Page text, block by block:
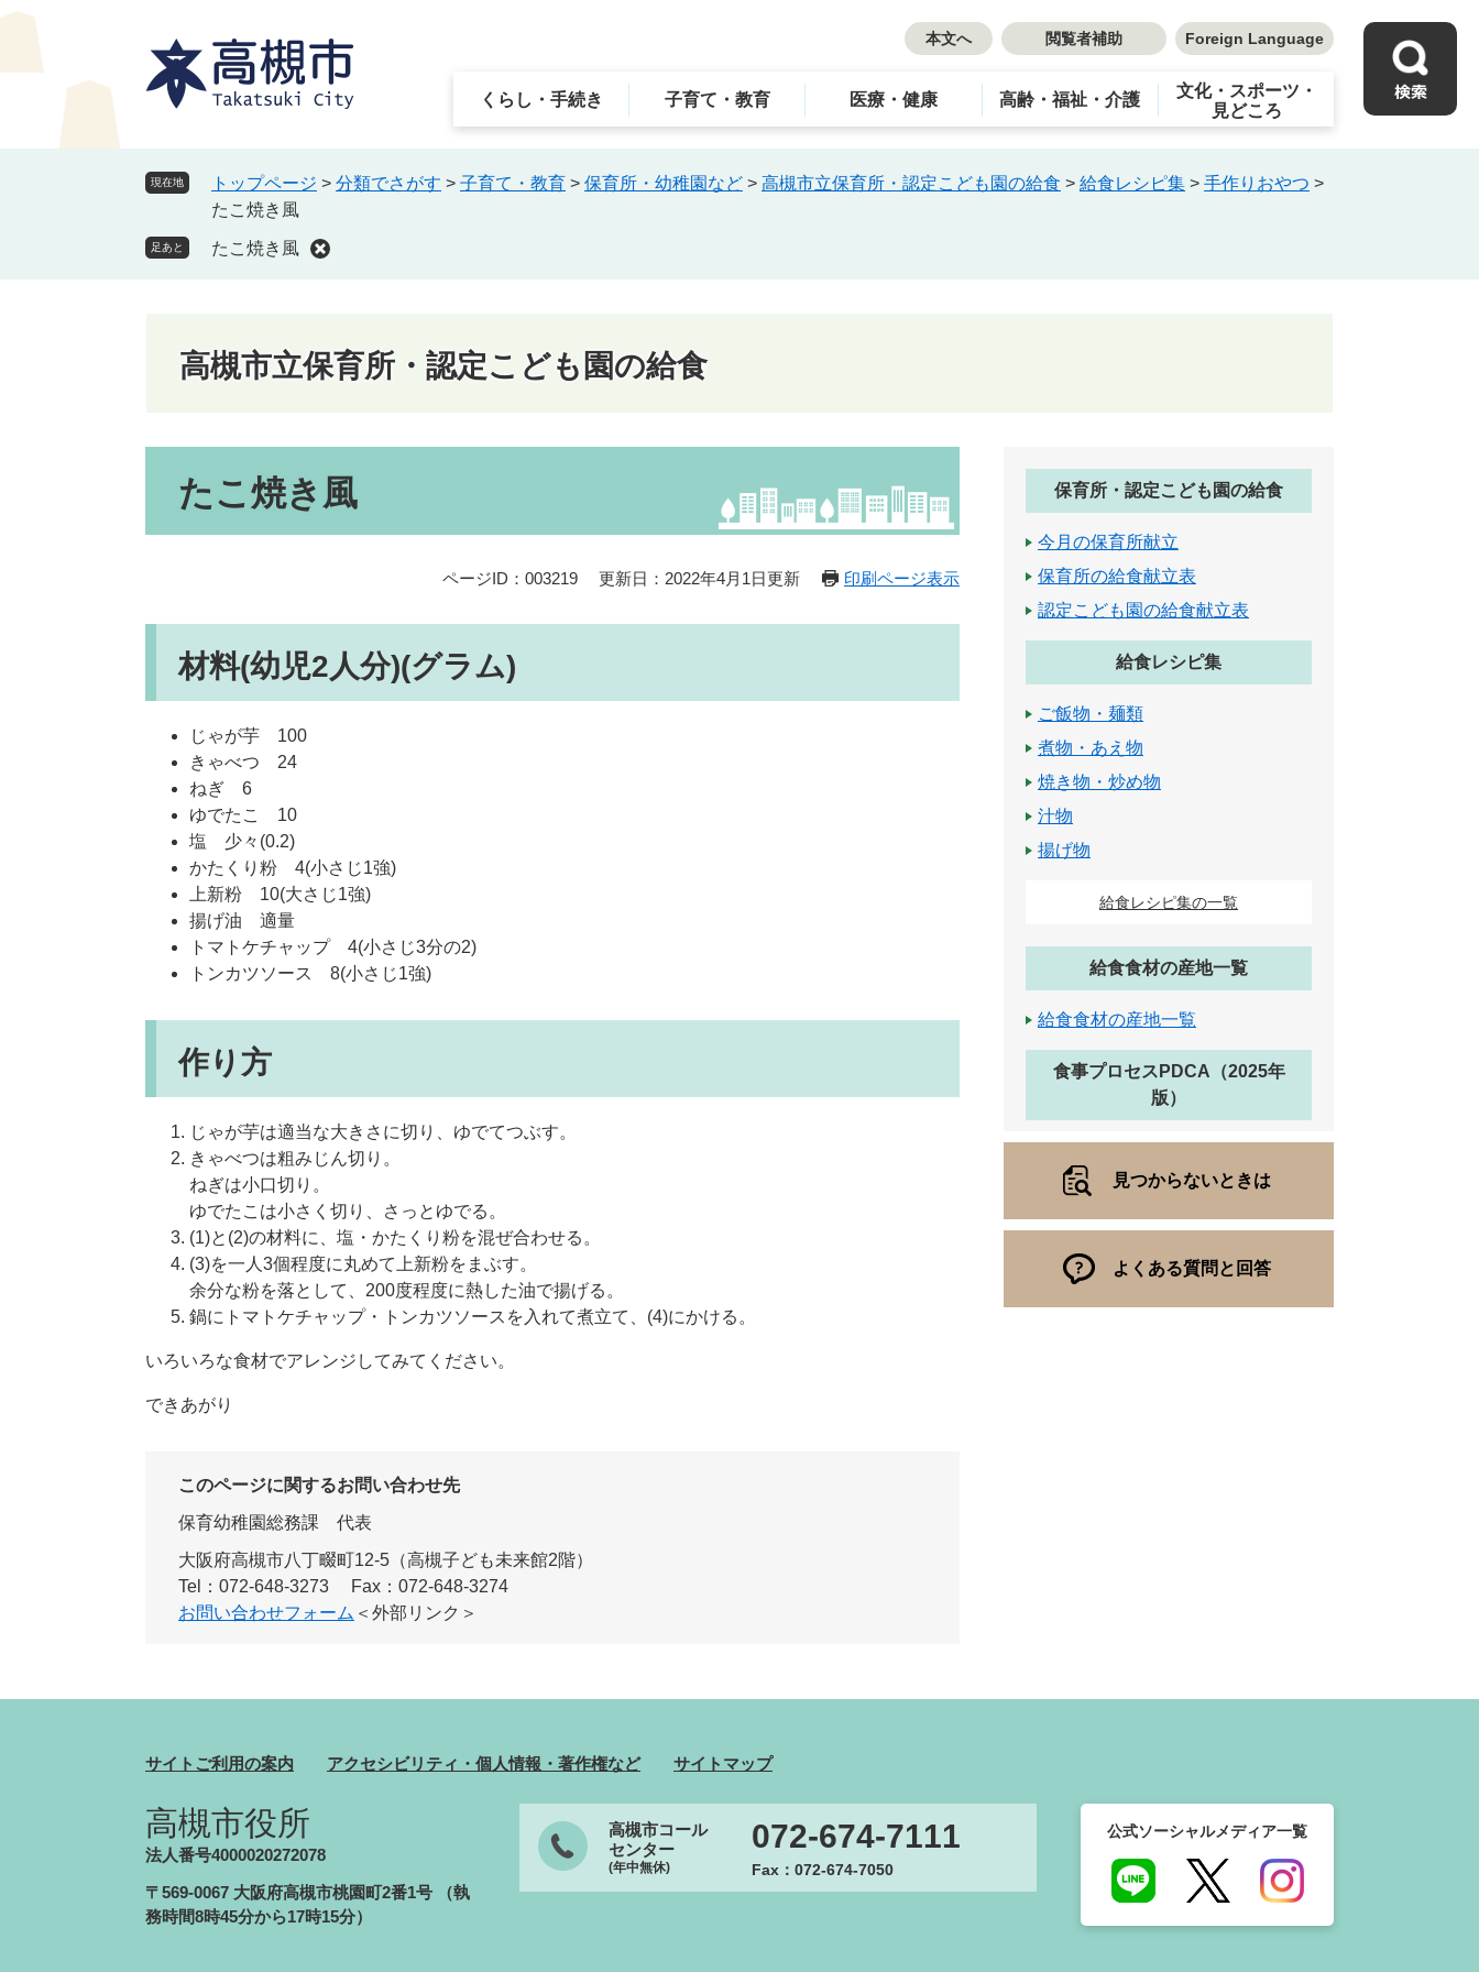
ペ
メ
本文へ 閲覧者補助 Foreign Language
くらし・手続き 子育て・教育 医療・健康 高齢・福祉・介護
文化・スポーツ・
見どころ
現在地 トップページ > 分類でさがす > 子育て・教育 > 保育所・幼稚園など > 高槻市立保育所・認定こども園の給食 > 給食レシピ集 > 手作りおやつ >
たこ焼き風
足あと たこ焼き風
高槻市立保育所・認定こども園の給食
たこ焼き風
ページID：003219 更新日：2022年4月1日更新 印刷ページ表示
材料(幼児2人分)(グラム)
じゃが芋 100
きゃべつ 24
ねぎ 6
ゆでたこ 10
塩 少々(0.2)
かたくり粉 4(小さじ1強)
上新粉 10(大さじ1強)
揚げ油 適量
トマトケチャップ 4(小さじ3分の2)
トンカツソース 8(小さじ1強)
作り方
じゃが芋は適当な大きさに切り、ゆでてつぶす。
きゃべつは粗みじん切り。
ねぎは小口切り。
ゆでたこは小さく切り、さっとゆでる。
(1)と(2)の材料に、塩・かたくり粉を混ぜ合わせる。
(3)を一人3個程度に丸めて上新粉をまぶす。
余分な粉を落として、200度程度に熱した油で揚げる。
鍋にトマトケチャップ・トンカツソースを入れて煮立て、(4)にかける。
いろいろな食材でアレンジしてみてください。
できあがり
このページに関するお問い合わせ先
保育幼稚園総務課
代表
大阪府高槻市八丁畷町12-5（高槻子ども未来館2階）
Tel：072-648-3273
Fax：072-648-3274
お問い合わせフォーム ＜外部リンク＞
保育所・認定こども園の給食
今月の保育所献立
保育所の給食献立表
認定こども園の給食献立表
給食レシピ集
ご飯物・麺類
煮物・あえ物
焼き物・炒め物
汁物
揚げ物
給食レシピ集の一覧
給食食材の産地一覧
給食食材の産地一覧
食事プロセスPDCA（2025年
版）
見つからないときは
よくある質問と回答
サイトご利用の案内 アクセシビリティ・個人情報・著作権など サイトマップ
高槻市役所
法人番号4000020272078
〒569-0067 大阪府高槻市桃園町2番1号
（執
務時間8時45分から17時15分）
高槻市コール
センター
(年中無休)
072-674-7111
Fax：072-674-7050
公式ソーシャルメディア一覧